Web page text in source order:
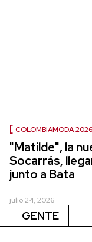
COLOMBIAMODA 2026
"Matilde", la
Socarrás,
junto a Bata
julio 24, 2026
GENTE